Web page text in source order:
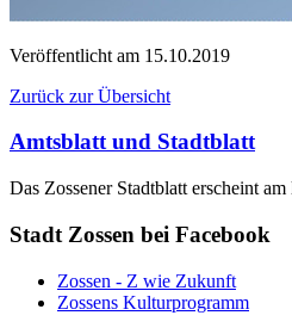
Veröffentlicht am 15.10.2019
Zurück zur Übersicht
Amtsblatt und Stadtblatt
Das Zossener Stadtblatt erscheint
Stadt Zossen bei Facebook
Zossen - Z wie Zukunft
Zossens Kulturprogramm